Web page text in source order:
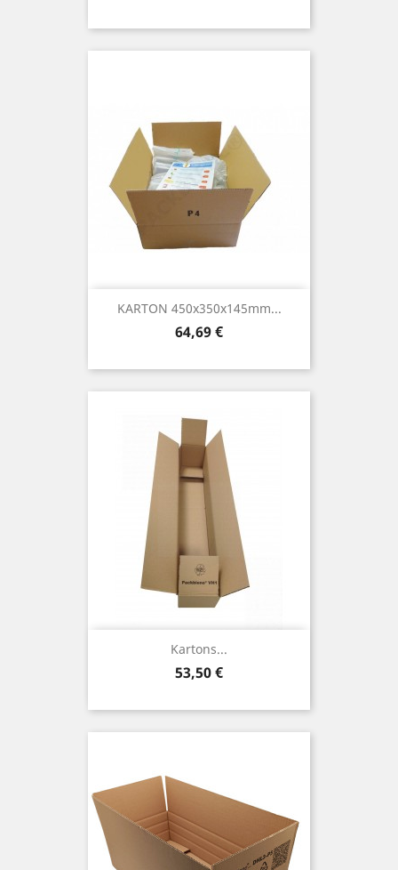
KARTON 450x350x145mm...
Preis
64,69 €
Kartons...
Preis
53,50 €